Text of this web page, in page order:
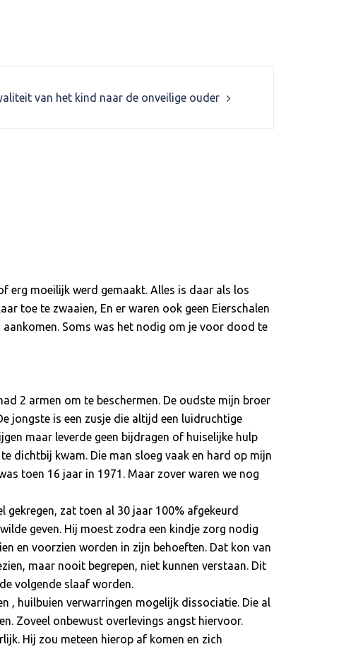
van het kind naar de onveilige ouder
erg moeilijk werd gemaakt. Alles is daar als los
toe te zwaaien, En er waren ook geen Eierschalen
Soms was het nodig om je voor dood te
2 armen om te beschermen. De oudste mijn broer
jongste is een zusje die altijd een luidruchtige
maar leverde geen bijdragen of huiselijke hulp
dichtbij kwam. Die man sloeg vaak en hard op mijn
toen 16 jaar in 1971. Maar zover waren we nog
zat toen al 30 jaar 100% afgekeurd
geven. Hij moest zodra een kindje zorg nodig
en voorzien worden in zijn behoeften. Dat kon van
maar nooit begrepen, niet kunnen verstaan. Dit
volgende slaaf worden.
, huilbuien verwarringen mogelijk dissociatie. Die al
Zoveel onbewust overlevings angst hiervoor.
Hij zou meteen hierop af komen en zich